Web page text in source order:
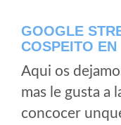
GOOGLE
COSPEITO EN
Aqui os
mas le gusta a
concocer